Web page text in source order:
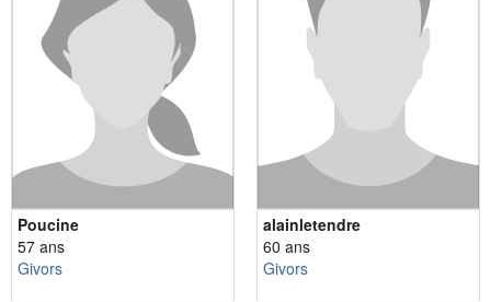
Poucine
57 ans
Givors
alainletendre
60 ans
Givors